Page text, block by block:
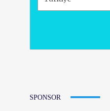
SPONSOR